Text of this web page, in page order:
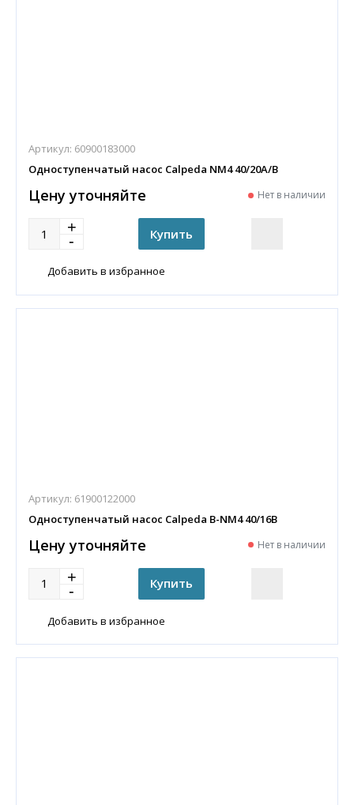
Артикул: 60900183000
Одноступенчатый насос Calpeda NM4 40/20A/B
Цену уточняйте Нет в наличии
Добавить в избранное
Артикул: 61900122000
Одноступенчатый насос Calpeda B-NM4 40/16B
Цену уточняйте Нет в наличии
Добавить в избранное